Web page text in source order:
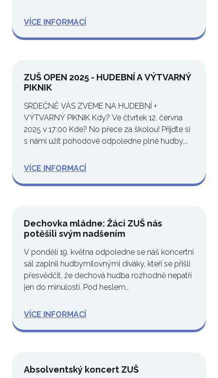
VÍCE INFORMACÍ
ZUŠ OPEN 2025 - HUDEBNÍ A VÝTVARNÝ
PIKNIK
SRDEČNĚ VÁS ZVEME NA HUDEBNÍ +
VÝTVARNÝ PIKNIK Kdy? Ve čtvrtek 12. června
2025 v 17:00 Kde? No přece za školou! Přijďte si
s námi užít pohodové odpoledne plné hudby,
VÍCE INFORMACÍ
Dechovka mládne: Žáci ZUŠ nás
potěšili svým nadšením
V pondělí 19. května odpoledne se náš koncertní
sál zaplnil hudbymilovnými diváky, kteří se přišli
přesvědčit, že dechová hudba rozhodně nepatří
jen do minulosti. Pod heslem…
VÍCE INFORMACÍ
Absolventský koncert ZUŠ